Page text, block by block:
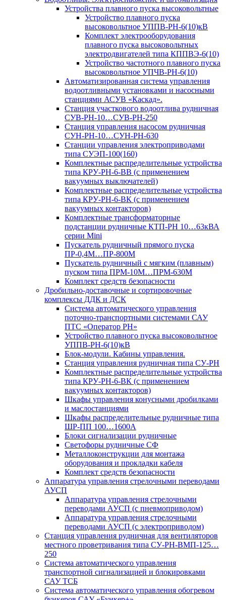
Устройства плавного пуска высоковольтные
Устройство плавного пуска
высоковольтное УППВ-РН-6(10)кВ
Комплект электрооборудования
плавного пуска высоковольтных
электродвигателей типа КППВЭ-6(10)
Устройство частотного плавного пуска
высоковольтное УПЧВ-РН-6(10)
Автоматизированная система управления
водоотливными установками и насосными
станциями АСУВ «Каскад».
Станция участкового водоотлива рудничная
СУВ-РН-10…СУВ-РН-250
Станция управления насосом рудничная
СУН-РН-10…СУН-РН-630
Станции управления электроприводами
типа СУЭП-100(160)
Комплектные распределительные устройства
типа КРУ-РН-6-ВВ (с применением
вакуумных выключателей)
Комплектные распределительные устройства
типа КРУ-РН-6-ВК (с применением
вакуумных контакторов)
Комплектные трансформаторные
подстанции рудничные КТП-РН 10…63кВА
серии Mini
Пускатель рудничный прямого пуска
ПР-0,4М…ПР-800М
Пускатель рудничный с мягким (плавным)
пуском типа ПРМ-10М…ПРМ-630М
Комплект средств безопасности
Дробильно-доставочные и сортировочные
комплексы ДДК и ДСК
Система автоматического управления
поточно-транспортными системами САУ
ПТС «Оператор РН»
Устройство плавного пуска высоковольтное
УППВ-РН-6(10)кВ
Блок-модули. Кабины управления.
Станция управления рудничная типа СУ-РН
Комплектные распределительные устройства
типа КРУ-РН-6-ВК (с применением
вакуумных контакторов)
Шкафы управления конусными дробилками
и маслостанциями
Шкафы распределительные рудничные типа
ШР-ПП 100…1600А
Блоки сигнализации рудничные
Светофоры рудничные СФ
Металлоконструкции для монтажа
оборудования и прокладки кабеля
Комплект средств безопасности
Аппаратура управления стрелочными переводами
АУСП
Аппаратура управления стрелочными
переводами АУСП (с пневмоприводом)
Аппаратура управления стрелочными
переводами АУСП (с электроприводом)
Станция управления рудничная для вентиляторов
местного проветривания типа СУ-РН-ВМП-125…
250
Система автоматического управления
транспортной сигнализацией и блокировками
САУ ТСБ
Система автоматического управления обогревом